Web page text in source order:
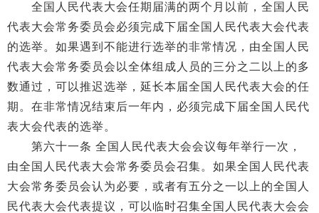
全国人民代表大会任期届满的两个月以前，全国人民
代表大会常务委员会必须完成下届全国人民代表大会代表
的选举。如果遇到不能进行选举的非常情况，由全国人民
代表大会常务委员会以全体组成人员的三分之二以上的多
数通过，可以推迟选举，延长本届全国人民代表大会的任
期。在非常情况结束后一年内，必须完成下届全国人民代
表大会代表的选举。
第六十一条 全国人民代表大会会议每年举行一次，
由全国人民代表大会常务委员会召集。如果全国人民代表
大会常务委员会认为必要，或者有五分之一以上的全国人
民代表大会代表提议，可以临时召集全国人民代表大会会